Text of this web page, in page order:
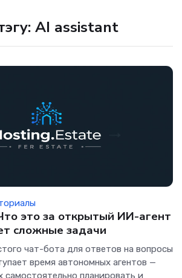
AI assistant
это за открытый ИИ-агент
сложные задачи
чат-бота для ответов на вопросы
время автономных агентов —
самостоятельно планировать и